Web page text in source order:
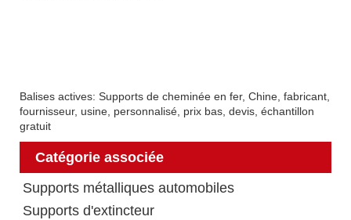
Balises actives: Supports de cheminée en fer, Chine, fabricant,
fournisseur, usine, personnalisé, prix bas, devis, échantillon
gratuit
Catégorie associée
Supports métalliques automobiles
Supports d'extincteur